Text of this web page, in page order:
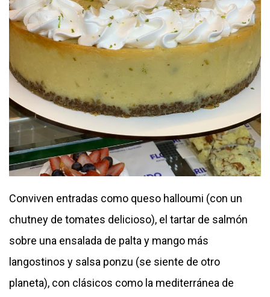
Conviven entradas como queso halloumi (con un
chutney de tomates delicioso), el tartar de salmón
sobre una ensalada de palta y mango más
langostinos y salsa ponzu (se siente de otro
planeta), con clásicos como la mediterránea de